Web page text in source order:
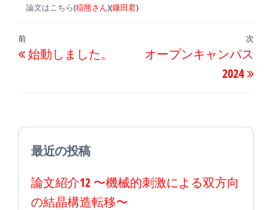
論文はこちら(稲熊さん)(鎌田君)
投
稿
ゲ
ー
シ
ョ
ン
過
去
前
始動しました。
次
投
次
オープンキャンパス
2024
最近の投稿
論文紹介12 〜機械的刺激による双方向
の結晶構造転移〜